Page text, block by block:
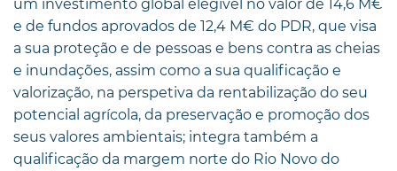
um investimento global elegível no valor de 14,6 M€
e de fundos aprovados de 12,4 M€ do PDR, que visa
a sua proteção e de pessoas e bens contra as cheias
e inundações, assim como a sua qualificação e
valorização, na perspetiva da rentabilização do seu
potencial agrícola, da preservação e promoção dos
seus valores ambientais; integra também a
qualificação da margem norte do Rio Novo do